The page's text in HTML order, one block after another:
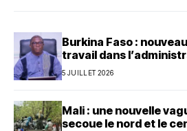
Burkina Faso :
travail dans
5 JUILLET 2026
Mali : une nouvelle
secoue le nord et le